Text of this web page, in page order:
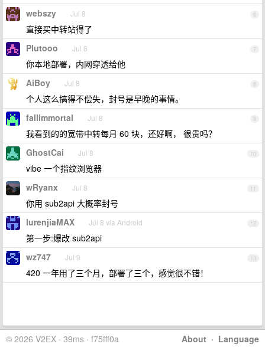
6
webszy Jul 8
直接买中转站得了
7
Plutooo Jul 8
你本地部署，内网穿透给他
8
AiBoy Jul 8
个人这么搞得不偿失，封号是早晚的事情。
9
fallimmortal Jul 8
我看到的的宽带中转每月 60 块，还好啊， 很贵吗？
10
GhostCai Jul 8
vibe 一个指纹浏览器
11
wRyanx Jul 8
你用 sub2api 大概率封号
12
lurenjiaMAX Jul 8 via Android
第一步:爆改 sub2api
13
wz747 Jul 9
420 一年用了三个月，部署了三个，感觉很不错！
About · Language
© 2026 V2EX · 39ms · f75fff0a